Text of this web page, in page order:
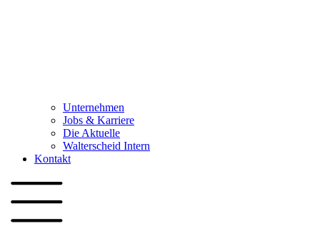
Unternehmen
Jobs & Karriere
Die Aktuelle
Walterscheid Intern
Kontakt